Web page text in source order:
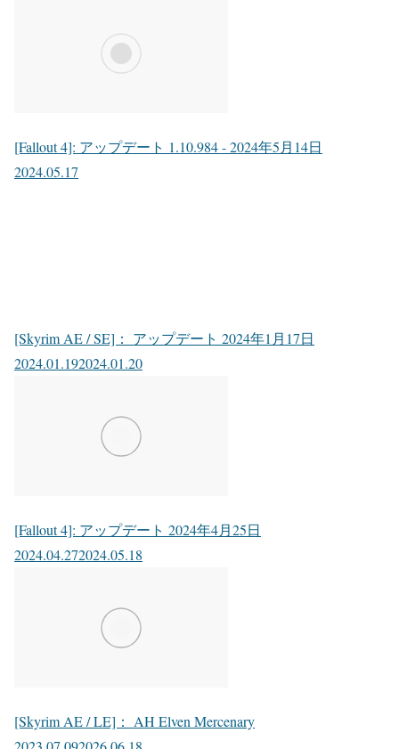
[Fallout 4]: アップデート 1.10.984 - 2024年5月14日
2024.05.17
[Skyrim AE / SE]： アップデート 2024年1月17日
2024.01.192024.01.20
[Fallout 4]: アップデート 2024年4月25日
2024.04.272024.05.18
[Skyrim AE / LE]： AH Elven Mercenary